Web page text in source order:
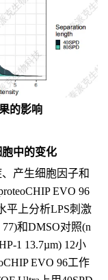
的影响
中的变化
产生细胞因子和
EVO 96
平上分析LPS刺激
和DMSO对照(n
1 13.7µm) 12小
EVO 96工作